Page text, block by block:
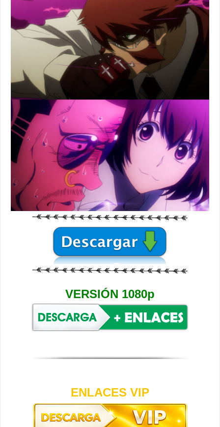
VERSIÓN 1080p
ENLACES VIP